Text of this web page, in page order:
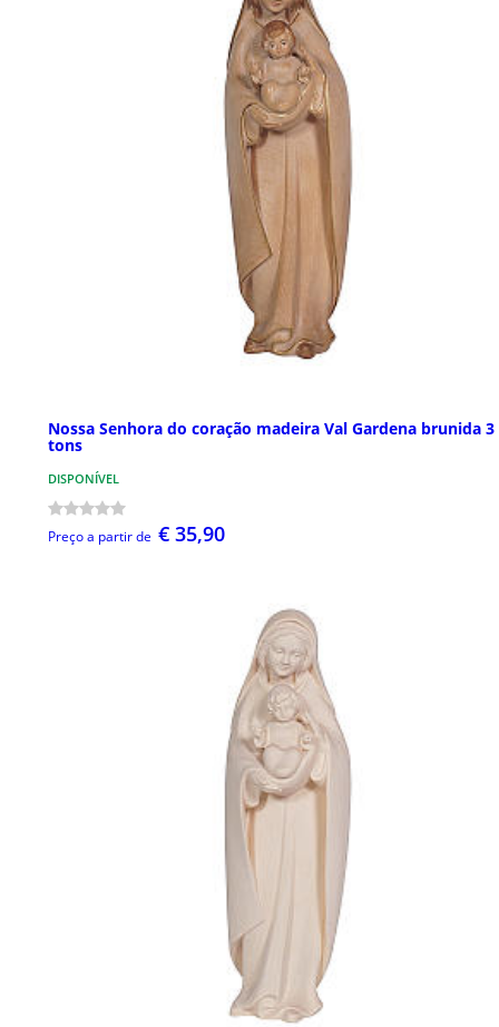
Nossa Senhora do coração madeira Val Gardena brunida 3
tons
DISPONÍVEL
Preço a partir de € 35,90